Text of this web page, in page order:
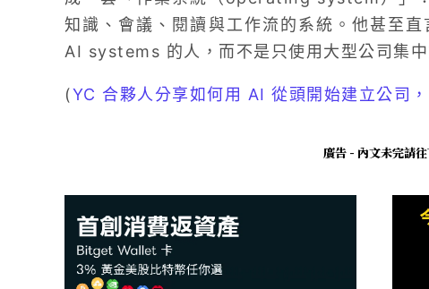
知識、會議、閱讀與工作流的系統。他甚至
AI systems 的人，而不是只使用大型公司集中
(YC 合夥人分享如何用 AI 從頭開始建立公司
廣告 - 內文未完請